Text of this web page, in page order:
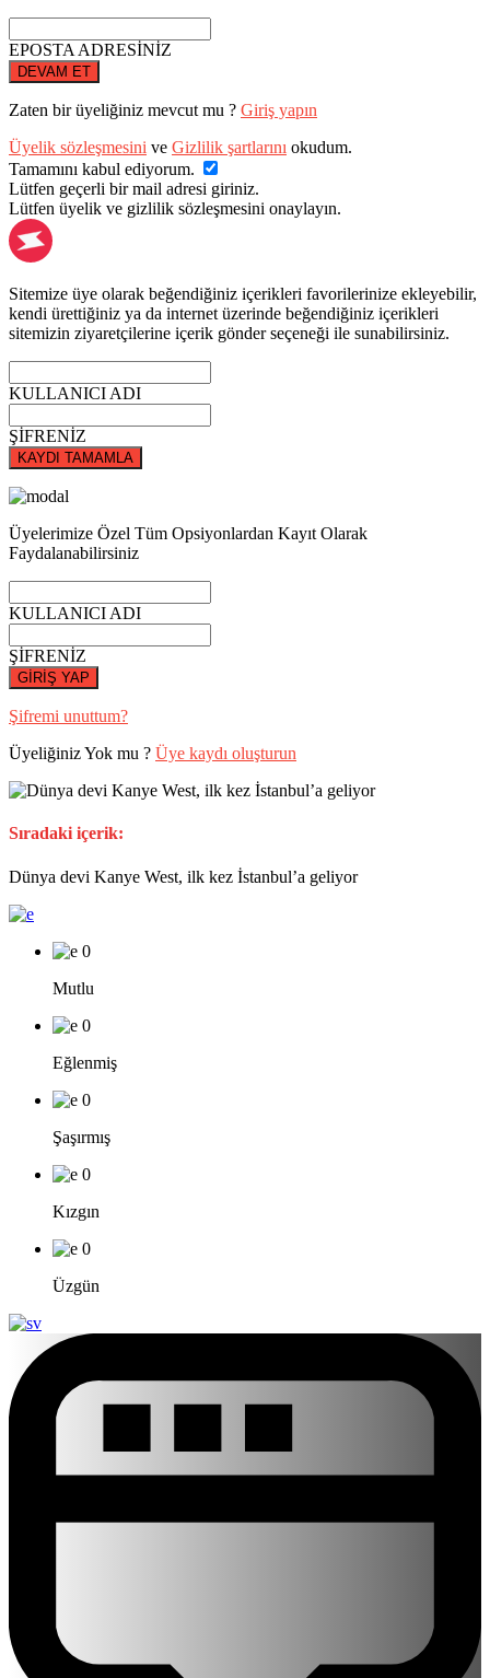
EPOSTA ADRESİNİZ
DEVAM ET
Zaten bir üyeliğiniz mevcut mu ? Giriş yapın
Üyelik sözleşmesini ve Gizlilik şartlarını okudum.
Tamamını kabul ediyorum.
Lütfen geçerli bir mail adresi giriniz.
Lütfen üyelik ve gizlilik sözleşmesini onaylayın.
Sitemize üye olarak beğendiğiniz içerikleri favorilerinize ekleyebilir,
kendi ürettiğiniz ya da internet üzerinde beğendiğiniz içerikleri
sitemizin ziyaretçilerine içerik gönder seçeneği ile sunabilirsiniz.
KULLANICI ADI
ŞİFRENİZ
KAYDI TAMAMLA
Üyelerimize Özel Tüm Opsiyonlardan Kayıt Olarak
Faydalanabilirsiniz
KULLANICI ADI
ŞİFRENİZ
GİRİŞ YAP
Şifremi unuttum?
Üyeliğiniz Yok mu ? Üye kaydı oluşturun
Sıradaki içerik:
Dünya devi Kanye West, ilk kez İstanbul’a geliyor
0
Mutlu
0
Eğlenmiş
0
Şaşırmış
0
Kızgın
0
Üzgün